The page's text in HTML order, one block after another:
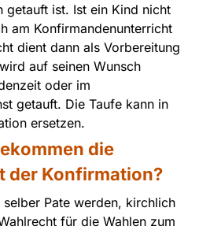
getauft ist. Ist ein Kind nicht
am Konfirmandenunterricht
dient dann als Vorbereitung
auf seinen Wunsch
oder im
getauft. Die Taufe kann in
ersetzen.
die
der Konfirmation?
Pate werden, kirchlich
für die Wahlen zum